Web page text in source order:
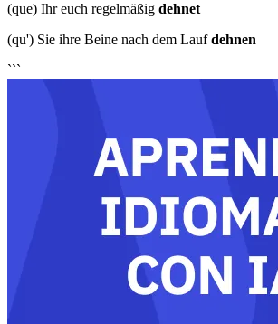
(que) Ihr euch regelmäßig dehnet
(qu') Sie ihre Beine nach dem Laufdehnen
```